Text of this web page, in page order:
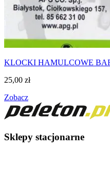
KLOCKI HAMULCOWE
25,00 zł
Zobacz
Sklepy stacjonarne